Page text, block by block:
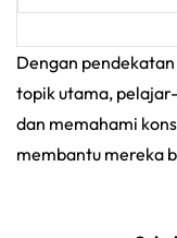
Dengan
topik utama,
dan memahami
membantu mereka